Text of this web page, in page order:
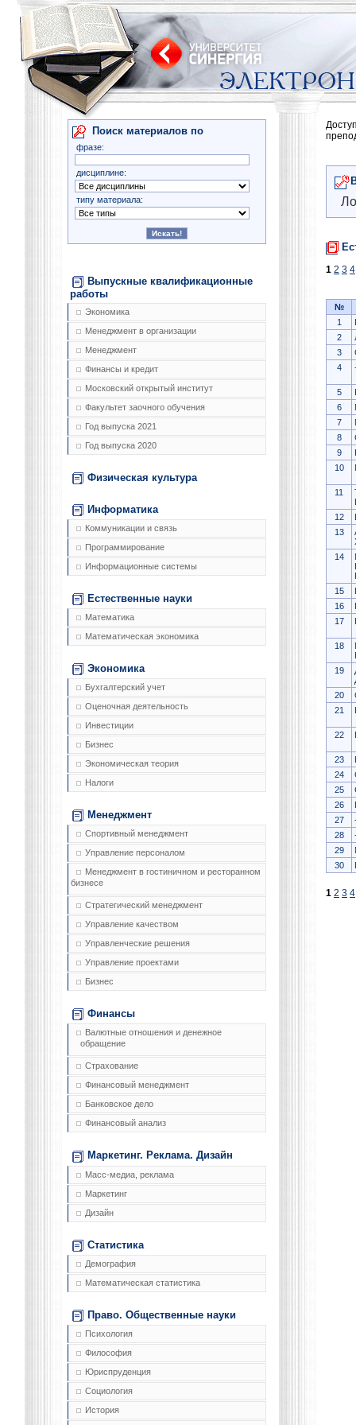
Поиск материалов по
фразе:
дисциплине:
типу материала:
Выпускные квалификационные
работы
Экономика
Менеджмент в организации
Менеджмент
Финансы и кредит
Московский открытый институт
Факультет заочного обучения
Год выпуска 2021
Год выпуска 2020
Физическая культура
Информатика
Коммуникации и связь
Программирование
Информационные системы
Естественные науки
Математика
Математическая экономика
Экономика
Бухгалтерский учет
Оценочная деятельность
Инвестиции
Бизнес
Экономическая теория
Налоги
Менеджмент
Спортивный менеджмент
Управление персоналом
Менеджмент в гостиничном и ресторанном
бизнесе
Стратегический менеджмент
Управление качеством
Управленческие решения
Управление проектами
Бизнес
Финансы
Валютные отношения и денежное
обращение
Страхование
Финансовый менеджмент
Банковское дело
Финансовый анализ
Маркетинг. Реклама. Дизайн
Масс-медиа, реклама
Маркетинг
Дизайн
Статистика
Демография
Математическая статистика
Право. Общественные науки
Психология
Философия
Юриспруденция
Социология
История
1 2 3 4
№
1
2
3
4
5
6
7
8
9
10
11
12
13
14
15
16
17
18
19
20
21
22
23
24
25
26
27
28
29
30
1 2 3 4